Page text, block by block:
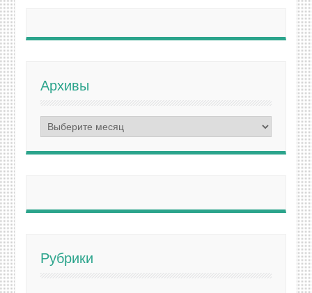
Архивы
Архивы
Рубрики